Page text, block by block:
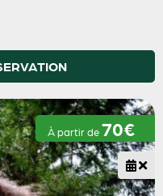
À partir de70€